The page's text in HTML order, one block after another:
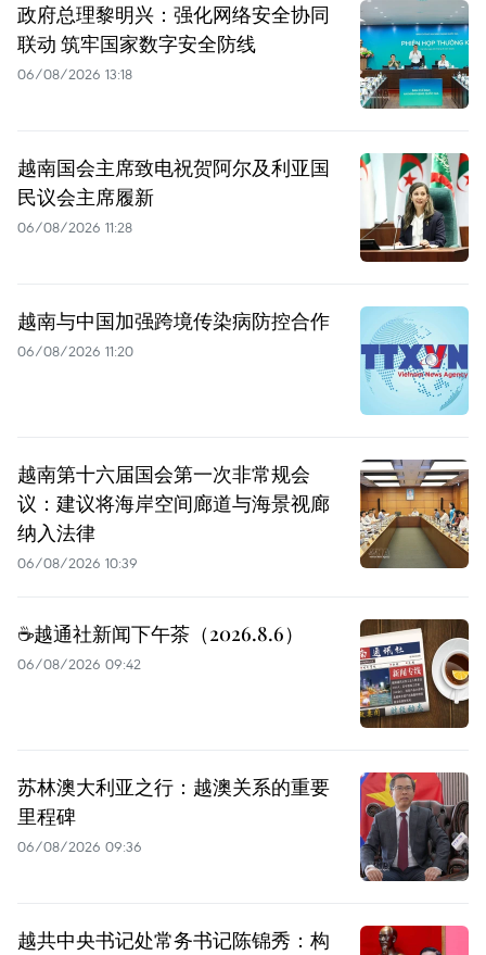
政府总理黎明兴：强化网络安全协同
联动 筑牢国家数字安全防线
06/08/2026 13:18
越南国会主席致电祝贺阿尔及利亚国
民议会主席履新
06/08/2026 11:28
越南与中国加强跨境传染病防控合作
06/08/2026 11:20
越南第十六届国会第一次非常规会
议：建议将海岸空间廊道与海景视廊
纳入法律
06/08/2026 10:39
☕️越通社新闻下午茶（2026.8.6）
06/08/2026 09:42
苏林澳大利亚之行：越澳关系的重要
里程碑
06/08/2026 09:36
越共中央书记处常务书记陈锦秀：构